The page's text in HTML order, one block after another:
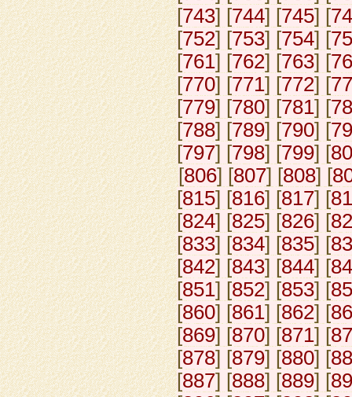
[743] [744] [745] [
[752] [753] [754] [
[761] [762] [763] [
[770] [771] [772] [
[779] [780] [781] [
[788] [789] [790] [
[797] [798] [799] [
[806] [807] [808] [
[815] [816] [817] [
[824] [825] [826] [
[833] [834] [835] [
[842] [843] [844] [
[851] [852] [853] [
[860] [861] [862] [
[869] [870] [871] [
[878] [879] [880] [
[887] [888] [889] [